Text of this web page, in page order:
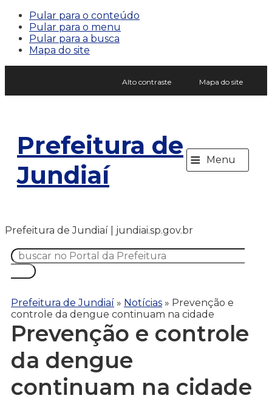
Pular para o conteúdo
Pular para o menu
Pular para a busca
Mapa do site
Alto contraste Mapa do site
Prefeitura de
Jundiaí
≡ Menu
Prefeitura de Jundiaí | jundiai.sp.gov.br
Prefeitura de Jundiaí » Notícias » Prevenção e
controle da dengue continuam na cidade
Prevenção e controle
da dengue
continuam na cidade